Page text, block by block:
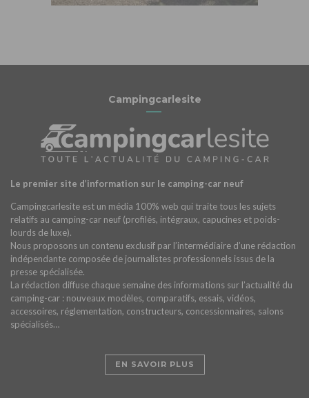
Campingcarlesite
Le premier site d’information sur le camping-car neuf
Campingcarlesite est un média 100% web qui traite tous les sujets
relatifs au camping-car neuf (profilés, intégraux, capucines et poids-
lourds de luxe).
Nous proposons un contenu exclusif par l’intermédiaire d’une rédaction
indépendante composée de journalistes professionnels issus de la
presse spécialisée.
La rédaction diffuse chaque semaine des informations sur l’actualité du
camping-car : nouveaux modèles, comparatifs, essais, vidéos,
accessoires, réglementation, constructeurs, concessionnaires, salons
spécialisés…
EN SAVOIR PLUS